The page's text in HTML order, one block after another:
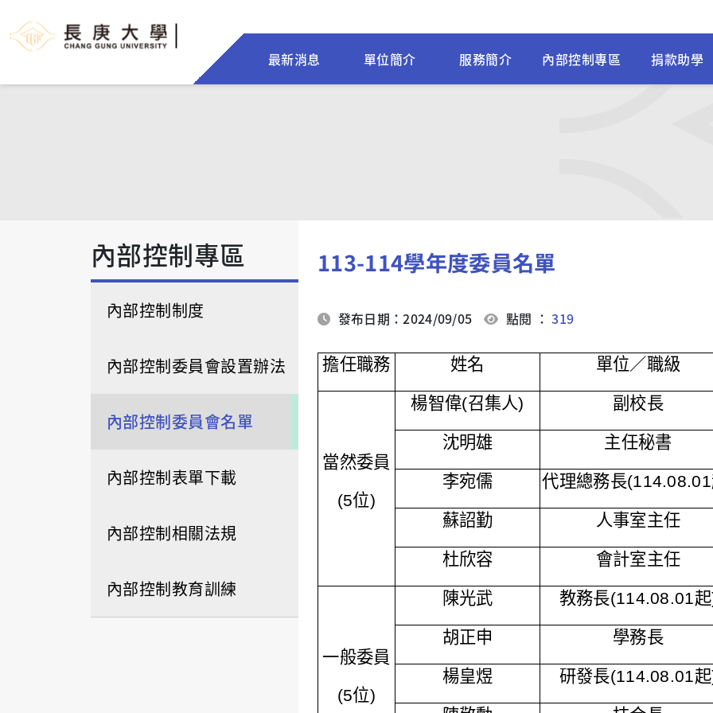
最新消息 單位簡介 服務簡介 內部控制專區 捐款助學
內部控制專區
內部控制制度
內部控制委員會設置辦法
內部控制委員會名單
內部控制表單下載
內部控制相關法規
內部控制教育訓練
113-114學年度委員名單
發布日期：2024/09/05 點閱 ：319
擔任職務 姓名 單位／職級
當然委員
(5位)
楊智偉(召集人) 副校長
沈明雄 主任秘書
李宛儒 代理總務長
蘇詔勤 人事室主任
杜欣容 會計室主任
一般委員
(5位)
陳光武 教務長(114.08.01
胡正申 學務長
楊皇煜 研發長(114.08.01